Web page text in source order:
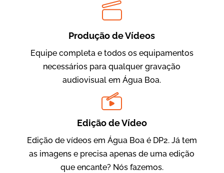
BRF Parceiros
Vídeos de Integração e Segurança
Produção de Vídeos
Equipe completa e todos os equipamentos
necessários para qualquer gravação
audiovisual em Água Boa.
Edição de Vídeo
Edição de vídeos em Água Boa é DP2. Já tem
as imagens e precisa apenas de uma edição
que encante? Nós fazemos.